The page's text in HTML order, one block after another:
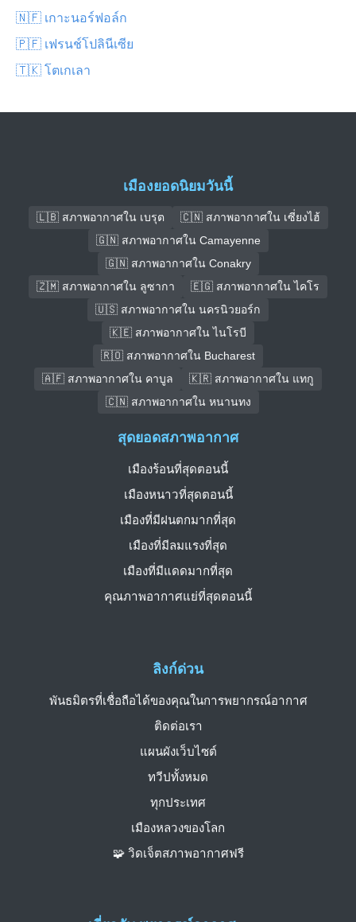
🇳🇫 เกาะนอร์ฟอล์ก
🇵🇫 เฟรนช์โปลินีเซีย
🇹🇰 โตเกเลา
เมืองยอดนิยมวันนี้
🇱🇧 สภาพอากาศใน เบรุต
🇨🇳 สภาพอากาศใน เซี่ยงไฮ้
🇬🇳 สภาพอากาศใน Camayenne
🇬🇳 สภาพอากาศใน Conakry
🇿🇲 สภาพอากาศใน ลูซากา
🇪🇬 สภาพอากาศใน ไคโร
🇺🇸 สภาพอากาศใน นครนิวยอร์ก
🇰🇪 สภาพอากาศใน ไนโรบี
🇷🇴 สภาพอากาศใน Bucharest
🇦🇫 สภาพอากาศใน คาบูล
🇰🇷 สภาพอากาศใน แทกู
🇨🇳 สภาพอากาศใน หนานทง
ลิงก์ด่วน
พันธมิตรที่เชื่อถือได้ของคุณในการพยากรณ์อากาศ
ติดต่อเรา
แผนผังเว็บไซต์
ทวีปทั้งหมด
ทุกประเทศ
เมืองหลวงของโลก
🧩 วิดเจ็ตสภาพอากาศฟรี
สุดยอดสภาพอากาศ
เมืองร้อนที่สุดตอนนี้
เมืองหนาวที่สุดตอนนี้
เมืองที่มีฝนตกมากที่สุด
เมืองที่มีลมแรงที่สุด
เมืองที่มีแดดมากที่สุด
คุณภาพอากาศแย่ที่สุดตอนนี้